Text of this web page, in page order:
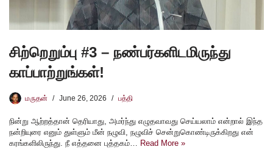
சிற்றெறும்பு #3 – நண்பர்களிடமிருந்து
காப்பாற்றுங்கள்!
மருதன் June 26, 2026 பத்தி
நின்று ஆற்றத்தான் தெரியாது, அமர்ந்து எழுதவாவது செய்யலாம் என்றால் இந்த
நன்றியுரை எனும் துள்ளும் மீன் நழுவி, நழுவிச் சென்றுகொண்டிருக்கிறது என்
கரங்களிலிருந்து. நீ எத்தனை புத்தகம்… Read More »